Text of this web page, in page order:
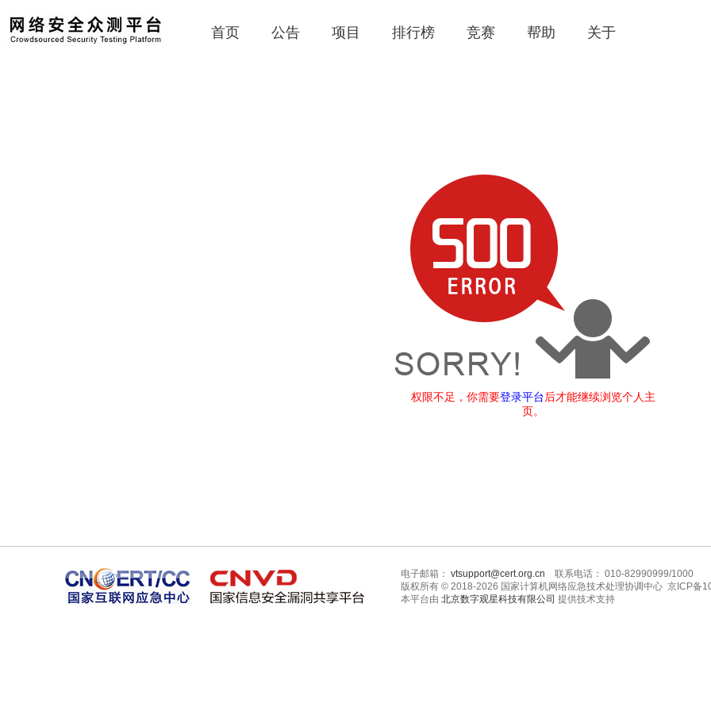
首页 公告 项目 排行榜 竞赛 帮助 关于
权限不足，你需要登录平台后才能继续浏览个人主
页。
电子邮箱： vtsupport@cert.org.cn 联系电话： 010-82990999/1000
版权所有 © 2018-2026 国家计算机网络应急技术处理协调中心 京ICP备
本平台由 北京数字观星科技有限公司 提供技术支持